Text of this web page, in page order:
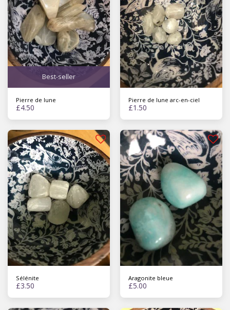
Best-seller
Pierre de lune
£4.50
Pierre de lune arc-en-ciel
£1.50
Sélénite
£3.50
Aragonite bleue
£5.00